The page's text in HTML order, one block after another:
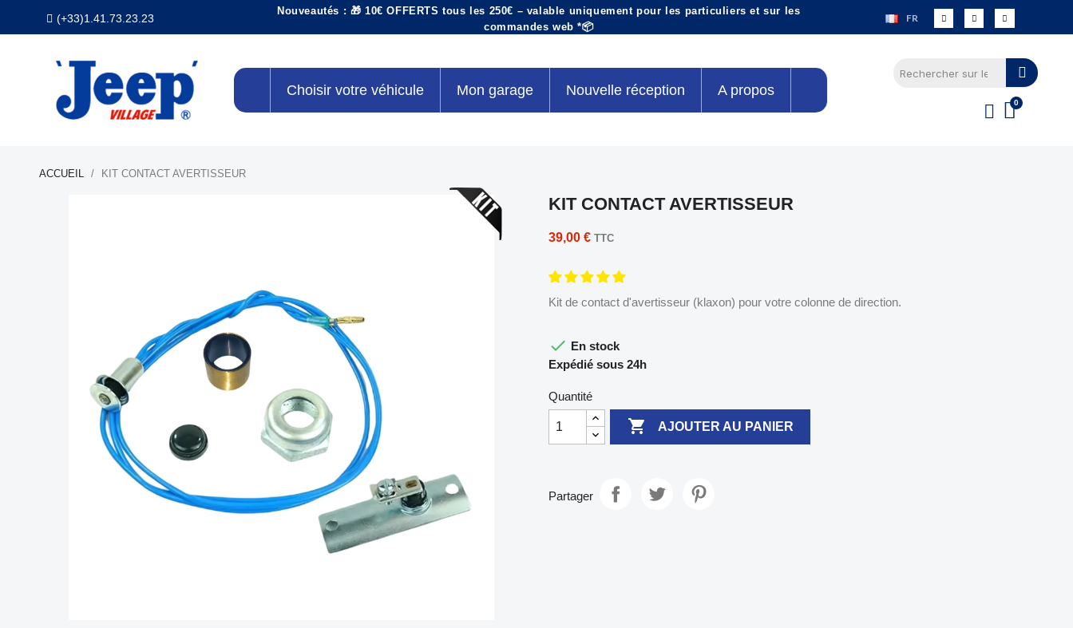
(+33)1.41.73.23.23
Nouveautés : 🎁 10€ OFFERTS tous les 250€ – valable uniquement pour les particuliers et sur les
commandes web *📦
FR
Choisir votre véhicule Mon garage Nouvelle réception A propos
ACCUEIL KIT CONTACT AVERTISSEUR
KIT CONTACT AVERTISSEUR
39,00 € TTC
Kit de contact d'avertisseur (klaxon) pour votre colonne de direction.
 En stock
Expédié sous 24h
Quantité
 AJOUTER AU PANIER
Partager